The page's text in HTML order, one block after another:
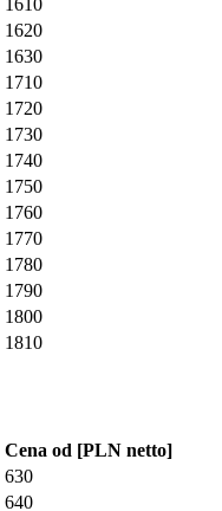
1610
1620
1630
1710
1720
1730
1740
1750
1760
1770
1780
1790
1800
1810
Cena od [PLN netto]
630
640